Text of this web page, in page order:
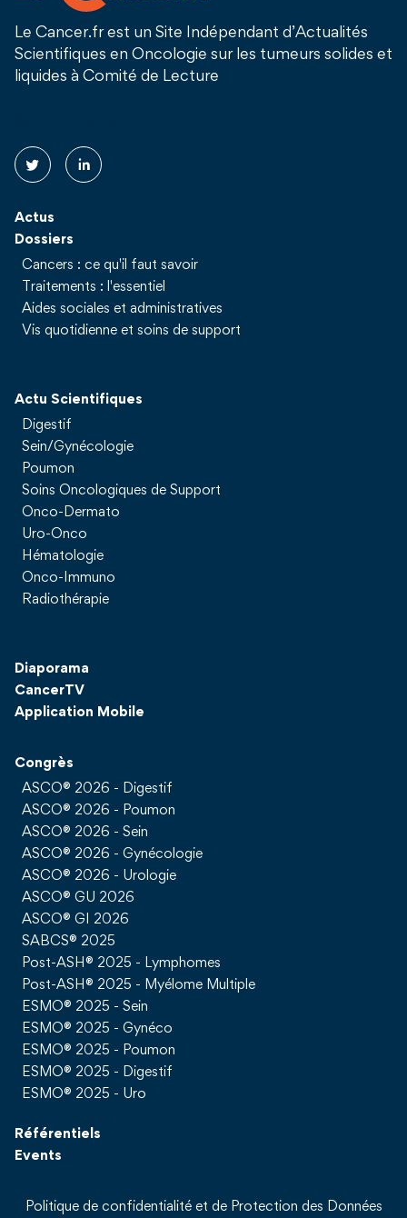
Le Cancer.fr est un Site Indépendant d’Actualités
Scientifiques en Oncologie sur les tumeurs solides et
liquides à Comité de Lecture
Actus
Dossiers
Cancers : ce qu'il faut savoir
Traitements : l'essentiel
Aides sociales et administratives
Vis quotidienne et soins de support
Actu Scientifiques
Digestif
Sein/Gynécologie
Poumon
Soins Oncologiques de Support
Onco-Dermato
Uro-Onco
Hématologie
Onco-Immuno
Radiothérapie
Diaporama
CancerTV
Application Mobile
Congrès
ASCO® 2026 - Digestif
ASCO® 2026 - Poumon
ASCO® 2026 - Sein
ASCO® 2026 - Gynécologie
ASCO® 2026 - Urologie
ASCO® GU 2026
ASCO® GI 2026
SABCS® 2025
Post-ASH® 2025 - Lymphomes
Post-ASH® 2025 - Myélome Multiple
ESMO® 2025 - Sein
ESMO® 2025 - Gynéco
ESMO® 2025 - Poumon
ESMO® 2025 - Digestif
ESMO® 2025 - Uro
Référentiels
Events
Politique de confidentialité et de Protection des Données